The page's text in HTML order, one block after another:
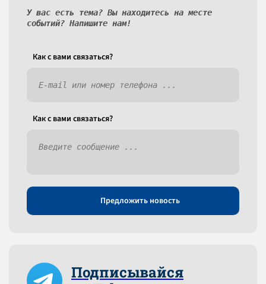
У вас есть тема? Вы находитесь на месте
событий? Напишите нам!
Как c вами связаться?
Как c вами связаться?
Предложить новость
Подписывайся